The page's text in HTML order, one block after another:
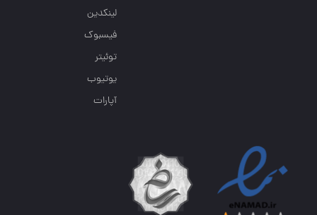
لینکدین
فیسبوک
توئیتر
یوتیوب
آپارات